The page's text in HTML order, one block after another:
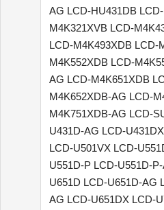
AG LCD-HU431DB
M4K321XVB LCD-
LCD-M4K493XDB LCD-
M4K552XDB LCD-
AG LCD-M4K651XDB
M4K652XDB-AG LCD-
M4K751XDB-AG LCD-
U431D-AG LCD-
LCD-U501VX LCD-
U551D-P LCD-U551D-
U651D LCD-U651D-AG
AG LCD-U651DX LCD-